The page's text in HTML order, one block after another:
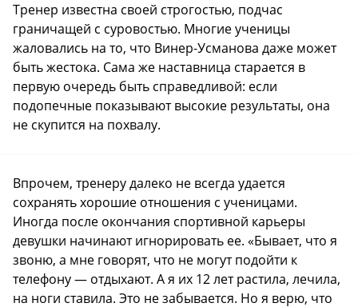
Тренер известна своей строгостью, подчас
граничащей с суровостью. Многие ученицы
жаловались на то, что Винер-Усманова даже может
быть жестока. Сама же наставница старается в
первую очередь быть справедливой: если
подопечные показывают высокие результаты, она
не скупится на похвалу.
Впрочем, тренеру далеко не всегда удается
сохранять хорошие отношения с ученицами.
Иногда после окончания спортивной карьеры
девушки начинают игнорировать ее. «Бывает, что я
звоню, а мне говорят, что не могут подойти к
телефону — отдыхают. А я их 12 лет растила, лечила,
на ноги ставила. Это не забывается. Но я верю, что